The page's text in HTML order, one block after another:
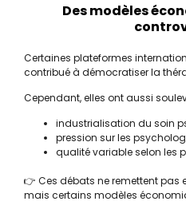
Des modèles
Certaines plateformes
contribué à démocratiser la
Cependant, elles ont aussi
industrialisation du soin
pression sur les
qualité variable selon les
👉 Ces débats ne remettent pas
mais certains modèles